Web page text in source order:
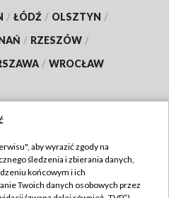
/ ŁÓDŹ / OLSZTYN /
/ RZESZÓW /
/ WROCŁAW
TVP
TVP
aby wyrazić zgody na
śledzenia i zbierania danych,
końcowym i ich
Twoich danych osobowych przez